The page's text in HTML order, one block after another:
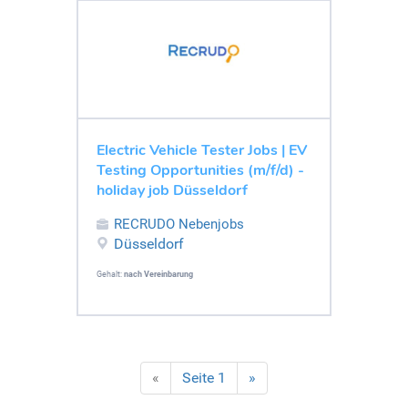
Electric Vehicle Tester Jobs | EV
Testing Opportunities (m/f/d) -
holiday job Düsseldorf
RECRUDO Nebenjobs
Düsseldorf
Gehalt: nach Vereinbarung
« Seite 1 »